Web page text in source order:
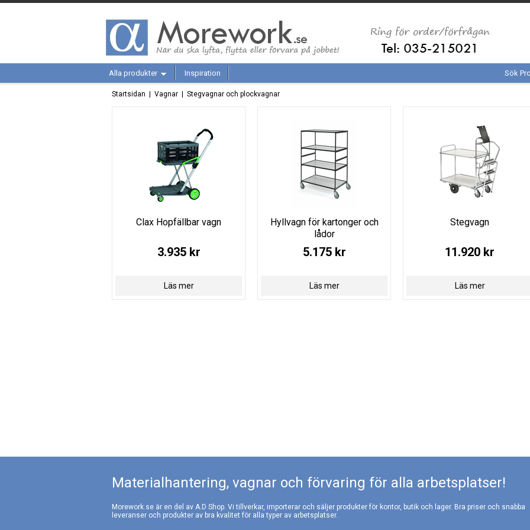
Alla produkter Inspiration Sök
Startsidan Vagnar Stegvagnar och plockvagnar
Clax Hopfällbar vagn
3.935 kr
Läs mer
Hyllvagn för kartonger och
lådor
5.175 kr
Läs mer
Stegvagn
11.920 kr
Läs mer
Materialhantering, vagnar och förvaring för alla arbetsplatser!
Morework.se är en del av A.D Shop. Vi tillverkar, importerar och säljer produkter för kontor, butik och lager. Bra priser och snabba
leveranser och produkter av bra kvalitet för alla typer av arbetsplatser.